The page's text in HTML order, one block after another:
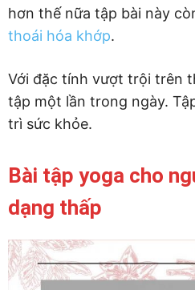
hơn thế nữa tập bài này
thoái hóa khớp.
Với đặc tính vượt trội trên
tập một lần trong ngày.
trì sức khỏe.
Bài tập yoga cho
dạng thấp